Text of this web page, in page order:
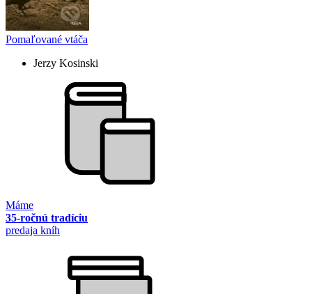
Pomaľované vtáča
Jerzy Kosinski
Máme
35-ročnú tradíciu
predaja kníh